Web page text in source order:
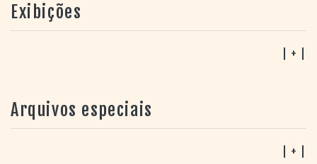
Exibições
| + |
Arquivos especiais
| + |